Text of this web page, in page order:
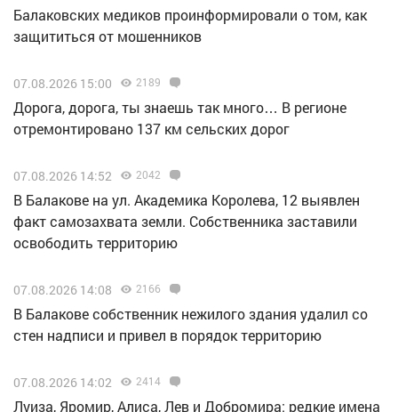
Балаковских медиков проинформировали о том, как
защититься от мошенников
07.08.2026 15:00 2189
Дорога, дорога, ты знаешь так много… В регионе
отремонтировано 137 км сельских дорог
07.08.2026 14:52 2042
В Балакове на ул. Академика Королева, 12 выявлен
факт самозахвата земли. Собственника заставили
освободить территорию
07.08.2026 14:08 2166
В Балакове собственник нежилого здания удалил со
стен надписи и привел в порядок территорию
07.08.2026 14:02 2414
Луиза, Яромир, Алиса, Лев и Добромира: редкие имена